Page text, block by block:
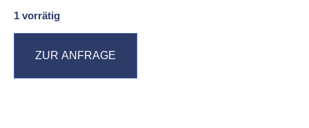
1 vorrätig
ZUR ANFRAGE